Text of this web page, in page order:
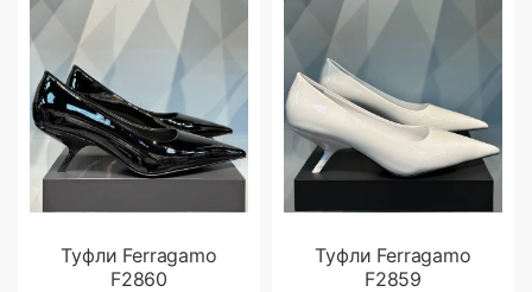
Туфли Ferragamo
F2860
Туфли Ferragamo
F2859